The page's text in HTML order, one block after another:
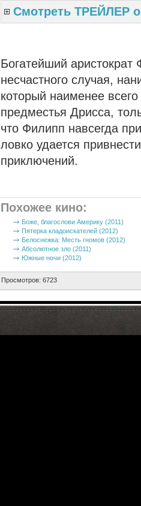
Смотреть ТРЕЙЛЕР
Богатейший аристократ
несчастного случая,
который наименее
предместья Дрисса,
что Филипп навсегда
ловко удается
приключений.
Похожее кино:
Боже, благослови Америку (2011)
Пятерка кладоискателей (2012)
Белоснежка: Месть гномов (2012)
Абсолютное зло (2011)
Южные ночи (2012)
Просмотров: 6723